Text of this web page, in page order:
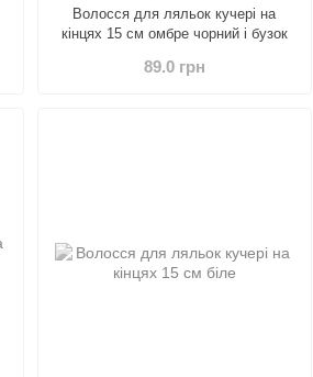
Волосся для ляльок кучері на
кінцях 15 см омбре чорний і бузок
89.0 грн